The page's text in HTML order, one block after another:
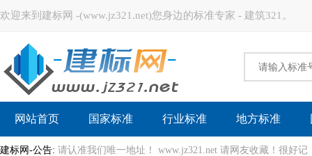
欢迎来到建标网 -(www.jz321.net)您身边的标准专家 - 建筑321。
网站首页 国家标准 行业标准 地方标准
建标网-公告: 请认准我们唯一地址！ www.jz321.net 请网友收藏！很好